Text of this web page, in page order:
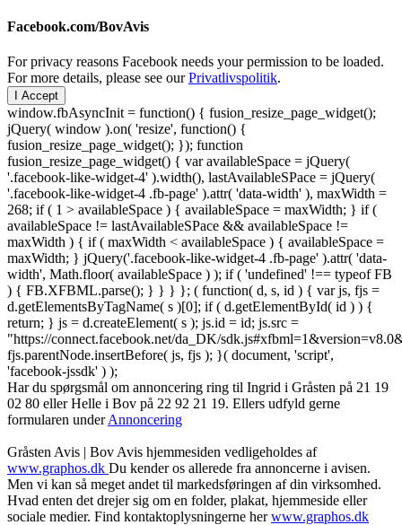
Facebook.com/BovAvis
For privacy reasons Facebook needs your permission to be loaded.
For more details, please see ourPrivatlivspolitik.
I Accept
window.fbAsyncInit = function() { fusion_resize_page_widget();
jQuery( window ).on( 'resize', function() {
fusion_resize_page_widget(); }); function
fusion_resize_page_widget() { var availableSpace = jQuery(
'.facebook-like-widget-4' ).width(), lastAvailableSPace = jQuery(
'.facebook-like-widget-4 .fb-page' ).attr( 'data-width' ), maxWidth =
268; if ( 1 > availableSpace ) { availableSpace = maxWidth; } if (
availableSpace != lastAvailableSPace && availableSpace !=
maxWidth ) { if ( maxWidth < availableSpace ) { availableSpace =
maxWidth; } jQuery('.facebook-like-widget-4 .fb-page' ).attr( 'data-
width', Math.floor( availableSpace ) ); if ( 'undefined' !== typeof FB
) { FB.XFBML.parse(); } } } }; ( function( d, s, id ) { var js, fjs =
d.getElementsByTagName( s )[0]; if ( d.getElementById( id ) ) {
return; } js = d.createElement( s ); js.id = id; js.src =
"https://connect.facebook.net/da_DK/
fjs.parentNode.insertBefore( js, fjs ); }( document, 'script',
'facebook-jssdk' ) );
Har du spørgsmål om annoncering ring til Ingrid i Gråsten på 21 19
02 80 ‬eller Helle i Bov på 22 92 21 19‬. Ellers udfyld gerne
formularen underAnnoncering
Gråsten Avis | Bov Avis hjemmesiden vedligeholdes af
www.graphos.dk Du kender os allerede fra annoncerne i avisen.
Men vi kan så meget andet til markedsføringen af din virksomhed.
Hvad enten det drejer sig om en folder, plakat, hjemmeside eller
sociale medier. Find kontaktoplysningerne herwww.graphos.dk